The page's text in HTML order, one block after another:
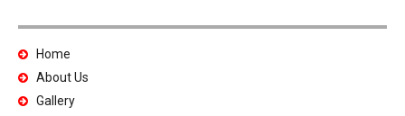
Home
About Us
Gallery